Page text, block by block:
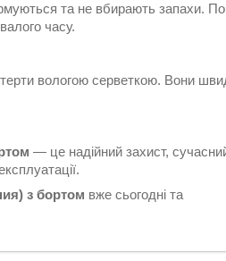
та не вбирають запахи.
часу.
вологою серветкою. Вони
— це надійний захист,
з бортом вже сьогодні та